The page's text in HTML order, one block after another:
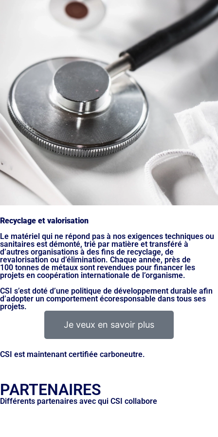
Recyclage et valorisation
Le matériel qui ne répond pas à nos exigences techniques ou
sanitaires est démonté, trié par matière et transféré à
d’autres organisations à des fins de recyclage, de
revalorisation ou d’élimination. Chaque année, près de
100 tonnes de métaux sont revendues pour financer les
projets en coopération internationale de l’organisme.
CSI s’est doté d’une politique de développement durable afin
d’adopter un comportement écoresponsable dans tous ses
projets.
Je veux en savoir plus
CSI est maintenant certifiée carboneutre.
PARTENAIRES
Différents partenaires avec qui CSI collabore